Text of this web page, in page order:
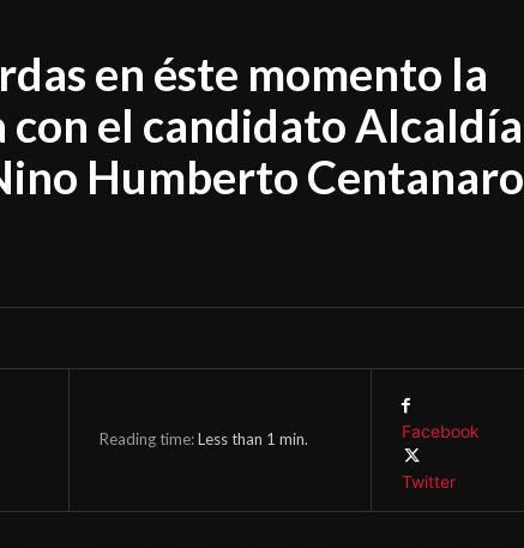
en éste momento la
el candidato Alcaldía
Humberto Centanaro
Reading time:Less than 1 min. Facebook
Twitter